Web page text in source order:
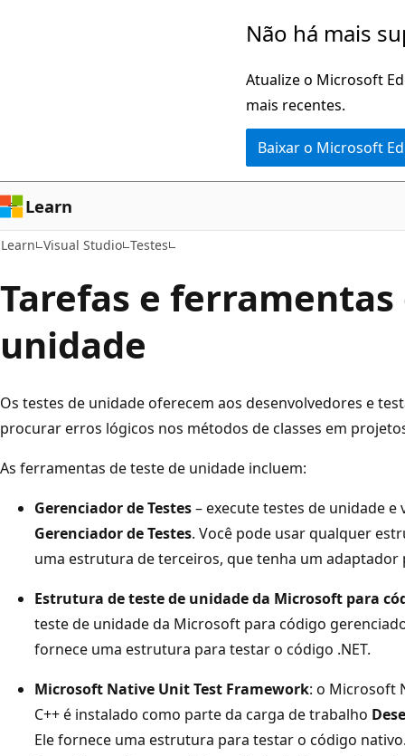
Não há mais
Atualize o Microsoft
mais recentes.
Baixar o Microsoft
Learn
Learn Visual Studio Testes
Tarefas e
unidade
Os testes de unidade oferecem aos desenvolvedores e
procurar erros lógicos nos métodos de classes em projetos
As ferramentas de teste de unidade incluem:
Gerenciador de Testes– execute testes de unidade e
Gerenciador de Testes. Você pode usar qualquer
uma estrutura de terceiros, que tenha um adaptador
Estrutura de teste de unidade da Microsoft para
teste de unidade da Microsoft para código
fornece uma estrutura para testar o código .NET.
Microsoft Native Unit Test Framework: o Microsoft
C++ é instalado como parte da carga de trabalho
Ele fornece uma estrutura para testar o código